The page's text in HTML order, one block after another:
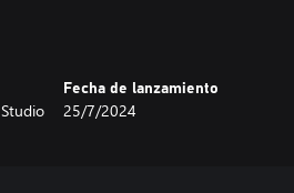
Fecha de lanzamiento
25/7/2024